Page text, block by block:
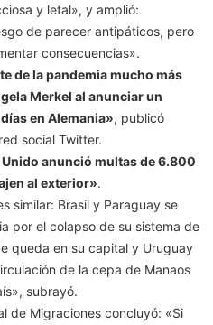
y letal», y amplió:
de parecer antipáticos, pero
consecuencias».
de la pandemia mucho más
Merkel al anunciar un
en Alemania», publicó
social Twitter.
Unido anunció multas de 6.800
al exterior».
similar: Brasil y Paraguay se
por el colapso de su sistema de
queda en su capital y Uruguay
de la cepa de Manaos
subrayó.
de Migraciones concluyó: «Si